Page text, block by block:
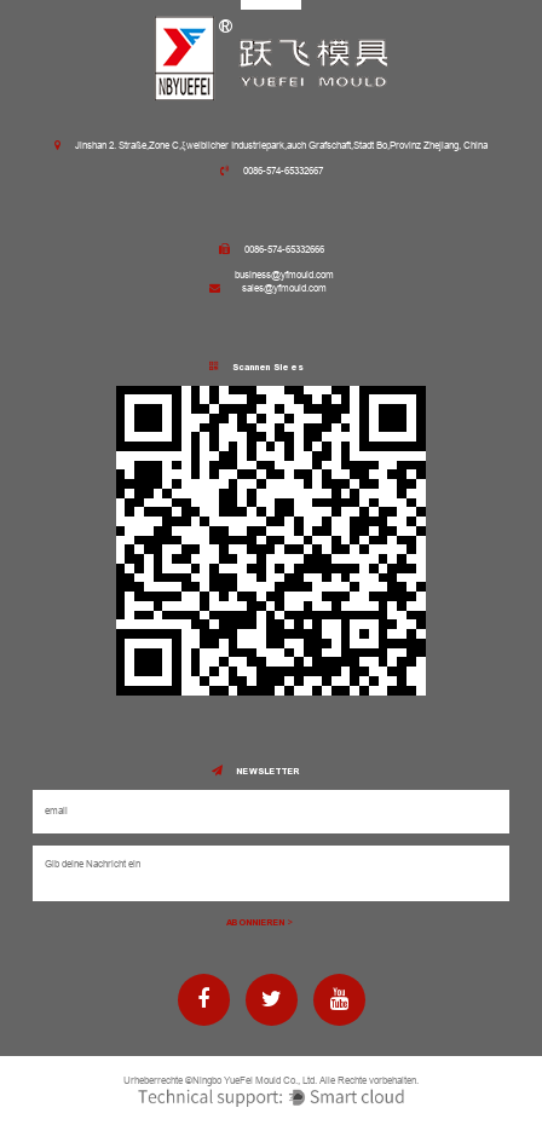
Jinshan 2. Straße,Zone C,ξweiblicher Industriepark,auch Grafschaft,Stadt Bo,Provinz Zhejiang, China
0086-574-65332667
0086-574-65332666
business@yfmould.com
sales@yfmould.com
Scannen Sie es
NEWSLETTER
Urheberrechte ©Ningbo YueFei Mould Co., Ltd. Alle Rechte vorbehalten.